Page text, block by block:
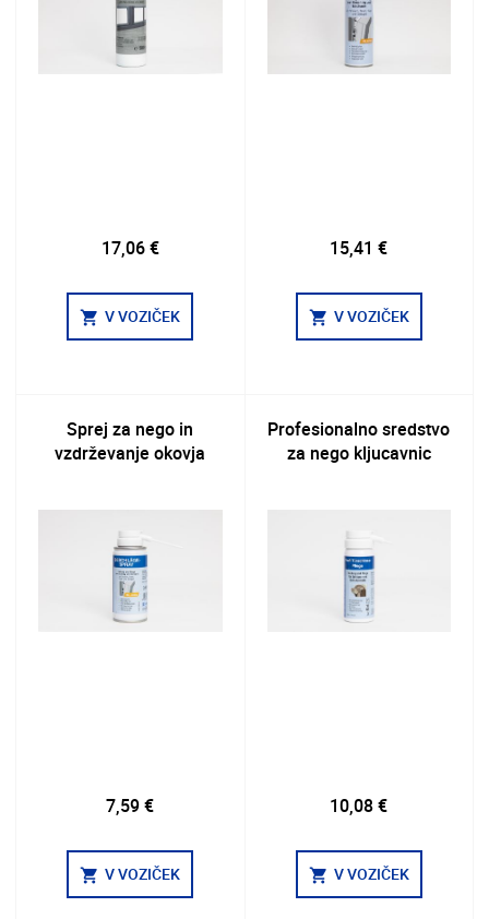
17,06 €
shopping_cart V VOZIČEK
15,41 €
shopping_cart V VOZIČEK
Sprej za nego in
vzdrževanje okovja
7,59 €
shopping_cart V VOZIČEK
Profesionalno sredstvo
za nego kljucavnic
10,08 €
shopping_cart V VOZIČEK